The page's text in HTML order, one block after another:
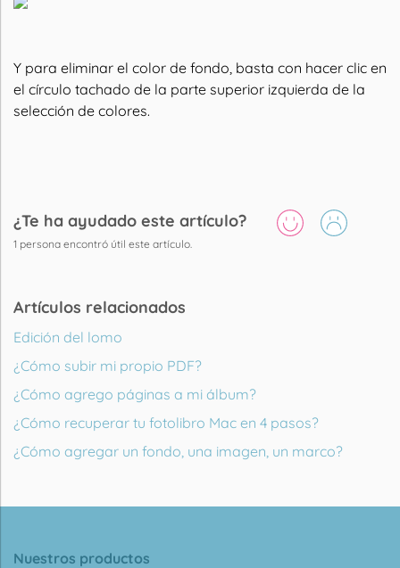
Y para eliminar el color de fondo, basta con hacer clic en
el círculo tachado de la parte superior izquierda de la
selección de colores.
¿Te ha ayudado este artículo?
1 persona encontró útil este artículo.
Artículos relacionados
Edición del lomo
¿Cómo subir mi propio PDF?
¿Cómo agrego páginas a mi álbum?
¿Cómo recuperar tu fotolibro Mac en 4 pasos?
¿Cómo agregar un fondo, una imagen, un marco?
Nuestros productos